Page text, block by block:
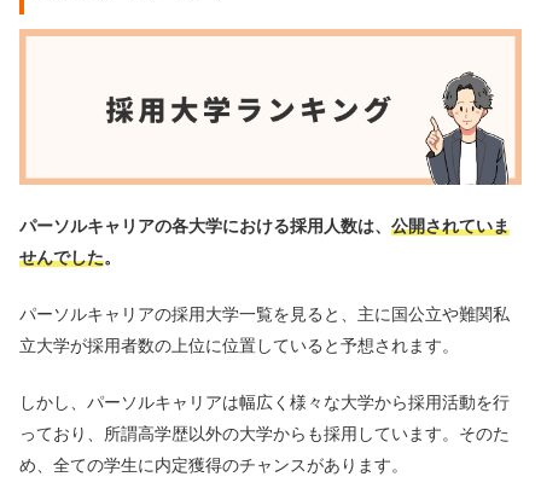
パーソルキャリアの各大学における採用人数は、 公開されていま
せんでした。
パーソルキャリアの採用大学一覧を見ると、主に国公立や難関私
立大学が採用者数の上位に位置していると予想されます。
しかし、パーソルキャリアは幅広く様々な大学から採用活動を行
っており、所謂高学歴以外の大学からも採用しています。そのた
め、全ての学生に内定獲得のチャンスがあります。